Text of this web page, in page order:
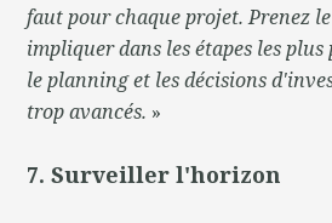
faut pour chaque projet. Prenez
impliquer dans les étapes les plus
le planning et les décisions
trop avancés. »
7. Surveiller l'horizon